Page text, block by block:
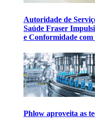
Autoridade de
Saúde Fraser
e Conformidade
Phlow aproveita as